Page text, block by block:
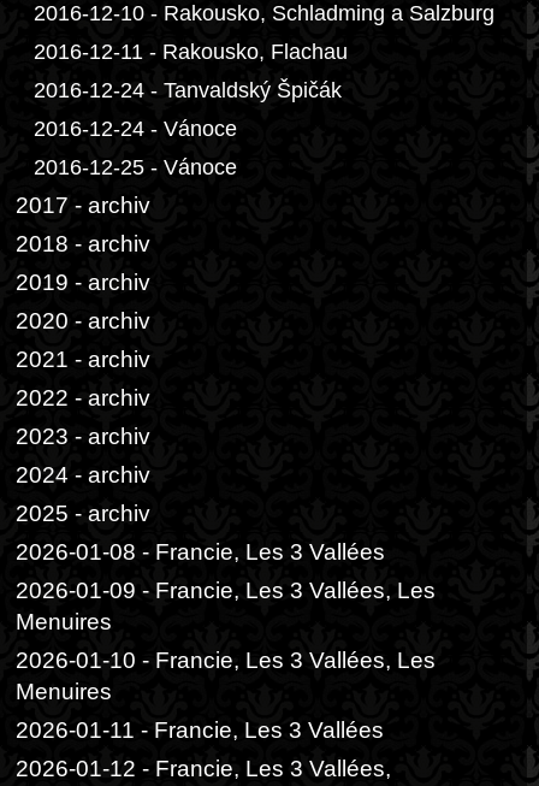
2016-12-10 - Rakousko, Schladming a Salzburg
2016-12-11 - Rakousko, Flachau
2016-12-24 - Tanvaldský Špičák
2016-12-24 - Vánoce
2016-12-25 - Vánoce
2017 - archiv
2018 - archiv
2019 - archiv
2020 - archiv
2021 - archiv
2022 - archiv
2023 - archiv
2024 - archiv
2025 - archiv
2026-01-08 - Francie, Les 3 Vallées
2026-01-09 - Francie, Les 3 Vallées, Les
Menuires
2026-01-10 - Francie, Les 3 Vallées, Les
Menuires
2026-01-11 - Francie, Les 3 Vallées
2026-01-12 - Francie, Les 3 Vallées,